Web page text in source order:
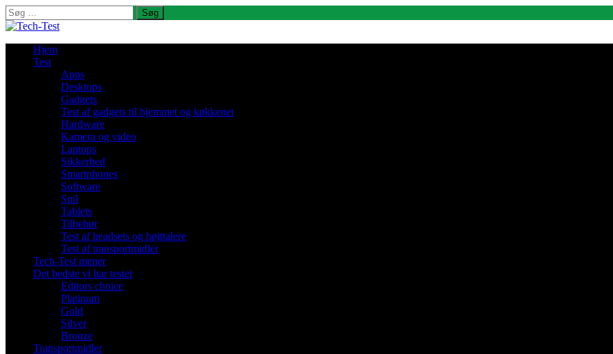
Søg
efter:
Hjem
Test
Apps
Desktops
Gadgets
Test af gadgets til hjemmet og køkkenet
Hardware
Kamera og video
Laptops
Sikkerhed
Smartphones
Software
Spil
Tablets
Tilbehør
Test af headsets og højttalere
Test af transportmidler
Tech-Test mener
Det bedste vi har testet
Editors choice
Platinum
Gold
Silver
Bronze
Transportmidler